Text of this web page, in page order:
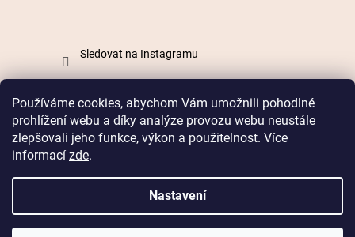
Používáme cookies, abychom Vám umožnili pohodlné
prohlížení webu a díky analýze provozu webu neustále
zlepšovali jeho funkce, výkon a použitelnost. Více
informací zde.
Nastavení
Sledovat na Instagramu
Vytvořil Shoptet
Copyright 2026